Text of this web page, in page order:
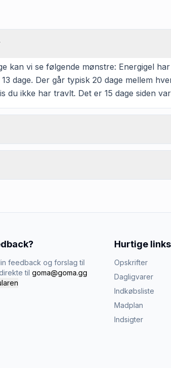
kan vi se følgende mønstre: Energigel
dage. Der går typisk 20 dage mellem
du ikke har travlt. Det er 15 dage siden
feedback og forslag til
til goma@goma.gg
Hurtige links
Opskrifter
Dagligvarer
Indkøbsliste
Madplan
Indsigter